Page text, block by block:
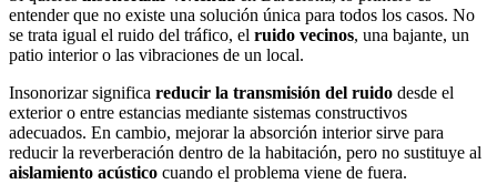
entender que no existe una solución única para todos los casos. No
se trata igual el ruido del tráfico, el ruido vecinos, una bajante, un
patio interior o las vibraciones de un local.
Insonorizar significa reducir la transmisión del ruido desde el
exterior o entre estancias mediante sistemas constructivos
adecuados. En cambio, mejorar la absorción interior sirve para
reducir la reverberación dentro de la habitación, pero no sustituye al
aislamiento acústico cuando el problema viene de fuera.